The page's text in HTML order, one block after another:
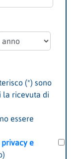
(*) sono
la ricevuta di
essere
privacy e